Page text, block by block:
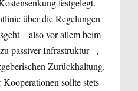
festgelegt.
über die Regelungen
– also vor allem beim
passiver Infrastruktur –,
Zurückhaltung.
sollte stets